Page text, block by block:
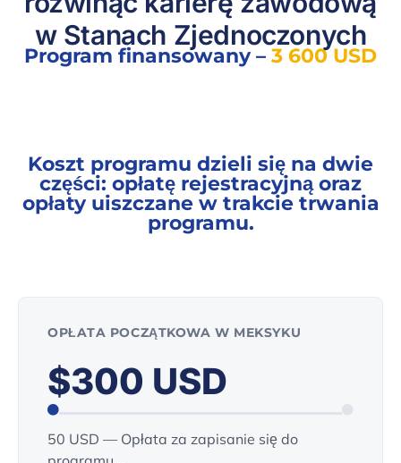
w Stanach Zjednoczonych
Program finansowany – 3 600 USD
Koszt programu dzieli się na dwie
części: opłatę rejestracyjną oraz
opłaty uiszczane w trakcie trwania
programu.
OPŁATA POCZĄTKOWA W MEKSYKU
$300 USD
50 USD — Opłata za zapisanie się do